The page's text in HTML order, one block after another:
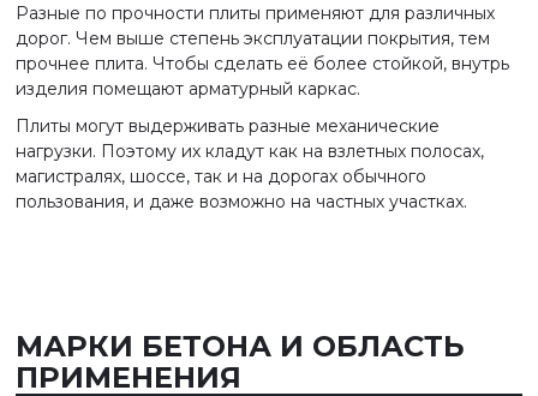
Разные по прочности плиты применяют для различных
дорог. Чем выше степень эксплуатации покрытия, тем
прочнее плита. Чтобы сделать её более стойкой, внутрь
изделия помещают арматурный каркас.
Плиты могут выдерживать разные механические
нагрузки. Поэтому их кладут как на взлетных полосах,
магистралях, шоссе, так и на дорогах обычного
пользования, и даже возможно на частных участках.
МАРКИ БЕТОНА И ОБЛАСТЬ
ПРИМЕНЕНИЯ